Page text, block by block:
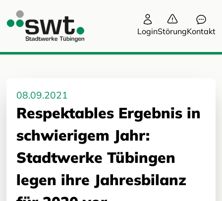
LoginStörungKontakt
08.09.2021
Respektables Ergebnis in
schwierigem Jahr:
Stadtwerke Tübingen
legen ihre Jahresbilanz